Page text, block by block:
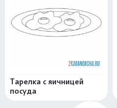
Тарелка с яичницей
посуда